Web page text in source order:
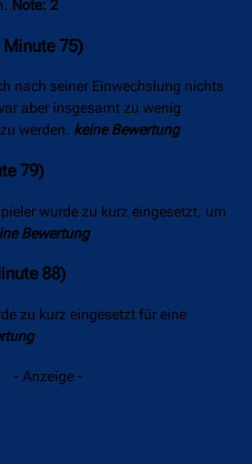
Note: 2
75)
nach seiner Einwechslung nichts
aber insgesamt zu wenig
werden. keine Bewertung
79)
wurde zu kurz eingesetzt, um
Bewertung
88)
zu kurz eingesetzt für eine
- Anzeige -